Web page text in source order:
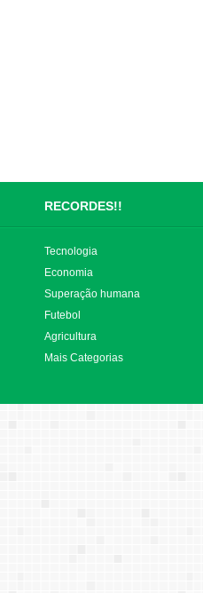
RECORDES!!
Tecnologia
Economia
Superação humana
Futebol
Agricultura
Mais Categorias